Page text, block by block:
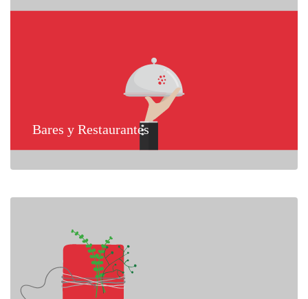
Bares y Restaurantes